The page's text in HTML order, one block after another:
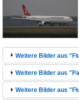
Weitere Bilder aus
Weitere Bilder aus
Weitere Bilder aus